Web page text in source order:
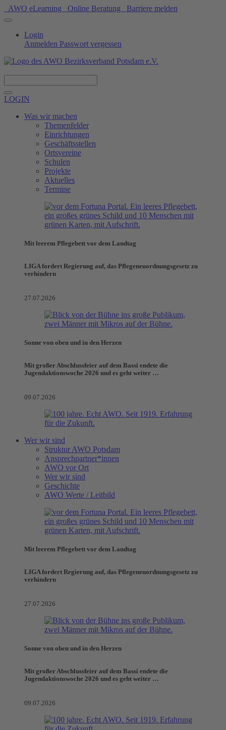
AWO eLearning Online Beratung Barriere melden
Login
Anmelden Passwort vergessen
LOGIN
Was wir machen
Themenfelder
Einrichtungen
Geschäftsstellen
Ortsvereine
Schulen
Projekte
Aktuelles
Termine
Mit leerem Pflegebett vor dem Landtag
LIGA fordert Regierung auf, das Pflegeneuordnungsgesetz zu
verhindern
27.07.2026
Sonne von oben und in den Herzen
Mit großer Abschlussfeier auf dem Bassi endete die
Jugendaktionswoche 2026 und es geht weiter …
09.07.2026
Wer wir sind
Struktur AWO Potsdam
Ansprechpartner*innen
AWO vor Ort
Wer wir sind
Geschichte
AWO Werte / Leitbild
Mit leerem Pflegebett vor dem Landtag
LIGA fordert Regierung auf, das Pflegeneuordnungsgesetz zu
verhindern
27.07.2026
Sonne von oben und in den Herzen
Mit großer Abschlussfeier auf dem Bassi endete die
Jugendaktionswoche 2026 und es geht weiter …
09.07.2026